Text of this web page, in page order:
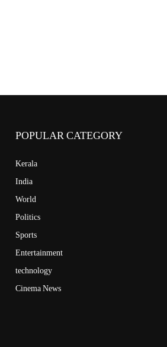
POPULAR CATEGORY
Kerala
India
World
Politics
Sports
Entertainment
technology
Cinema News